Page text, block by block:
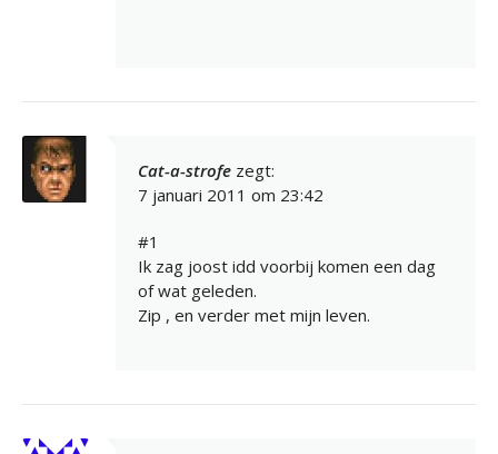
Cat-a-strofe zegt:
7 januari 2011 om 23:42
#1
Ik zag joost idd voorbij komen een dag
of wat geleden.
Zip , en verder met mijn leven.